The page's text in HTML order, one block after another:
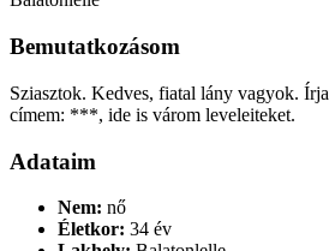
Bemutatkozásom
Sziasztok. Kedves, fiatal lány vagyok.
címem: ***, ide is várom leveleiteket.
Adataim
Nem: nő
Életkor: 34 év